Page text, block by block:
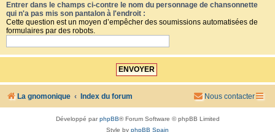
Entrer dans le champs ci-contre le nom du personnage de chansonnette
qui n'a pas mis son pantalon à l'endroit :
Cette question est un moyen d’empêcher des soumissions automatisées de
formulaires par des robots.
La gnomonique Index du forum Nous contacter
Développé parphpBB® Forum Software © phpBB Limited
Style by phpBB Spain